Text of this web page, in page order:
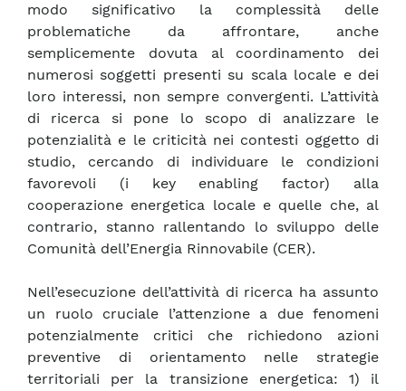
modo significativo la complessità delle
problematiche da affrontare, anche
semplicemente dovuta al coordinamento dei
numerosi soggetti presenti su scala locale e dei
loro interessi, non sempre convergenti. L’attività
di ricerca si pone lo scopo di analizzare le
potenzialità e le criticità nei contesti oggetto di
studio, cercando di individuare le condizioni
favorevoli (i key enabling factor) alla
cooperazione energetica locale e quelle che, al
contrario, stanno rallentando lo sviluppo delle
Comunità dell’Energia Rinnovabile (CER).
Nell’esecuzione dell’attività di ricerca ha assunto
un ruolo cruciale l’attenzione a due fenomeni
potenzialmente critici che richiedono azioni
preventive di orientamento nelle strategie
territoriali per la transizione energetica: 1) il